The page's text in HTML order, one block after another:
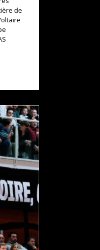
de
LES